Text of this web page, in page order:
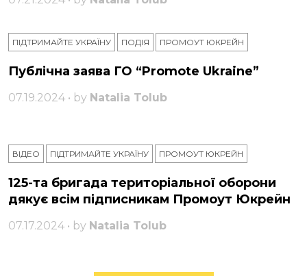
ПІДТРИМАЙТЕ УКРАЇНУ ПОДІЯ ПРОМОУТ ЮКРЕЙН
Публічна заява ГО “Promote Ukraine”
07.19.2024 • by Natalia Tolub
ВІДЕО ПІДТРИМАЙТЕ УКРАЇНУ ПРОМОУТ ЮКРЕЙН
125-та бригада територіальної оборони
дякує всім підписникам Промоут Юкрейн
07.17.2024 • by Natalia Tolub